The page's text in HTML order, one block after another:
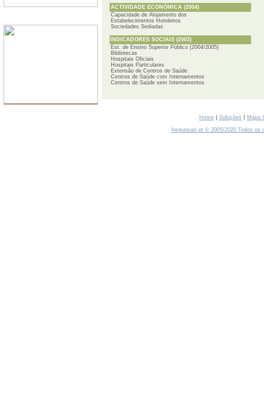
ACTIVIDADE ECONÓMICA (2004)
Capacidade de Alojamento dos
Estabelecimentos Hoteleiros
Sociedades Sediadas
INDICADORES SOCIAIS (2003)
Est. de Ensino Superior Público (2004/2005)
Bibliotecas
Hospitais Oficiais
Hospitais Particulares
Extensão de Centros de Saúde
Centros de Saúde com Internamentos
Centros de Saúde sem Internamentos
Home | Soluções | Mapa
freguesias.pt © 2005/2020 Todos os